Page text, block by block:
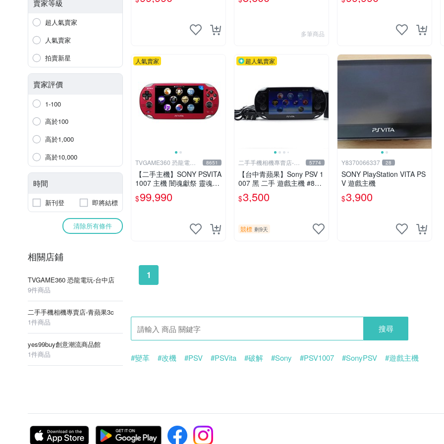
賣家等級
超人氣賣家
人氣賣家
拍賣新星
賣家評價
1-100
高於100
高於1,000
高於10,000
時間
新刊登 即將結標
清除所有條件
相關店鋪
TVGAME360 恐龍電玩-台中店
9件商品
二手手機相機專賣店-青蘋果3c
1件商品
yes99buy創意潮流商品館
1件商品
多筆商品
人氣賣家
TVGAME360 恐龍電玩- 8651
【二手主機】SONY PSVITA
1007 主機 闇魂獻祭 靈魂祭
品 附充電器 USB傳輸線 PS
VITA PSV
$99,990
超人氣賣家
二手手機相機專賣店-青
蘋果3c
5774
【台中青蘋果】Sony PSV 1
007 黑 二手 遊戲主機 #874
33
$3,500
競標 剩9天
Y8370066337 28
SONY PlayStation VITA PS
V 遊戲主機
$3,900
1
搜尋
#變革 #改機 #PSV #PSVita #破解 #Sony #PSV1007 #SonyPSV #遊戲主機